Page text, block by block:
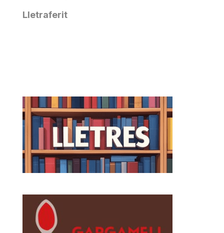
Lletraferit